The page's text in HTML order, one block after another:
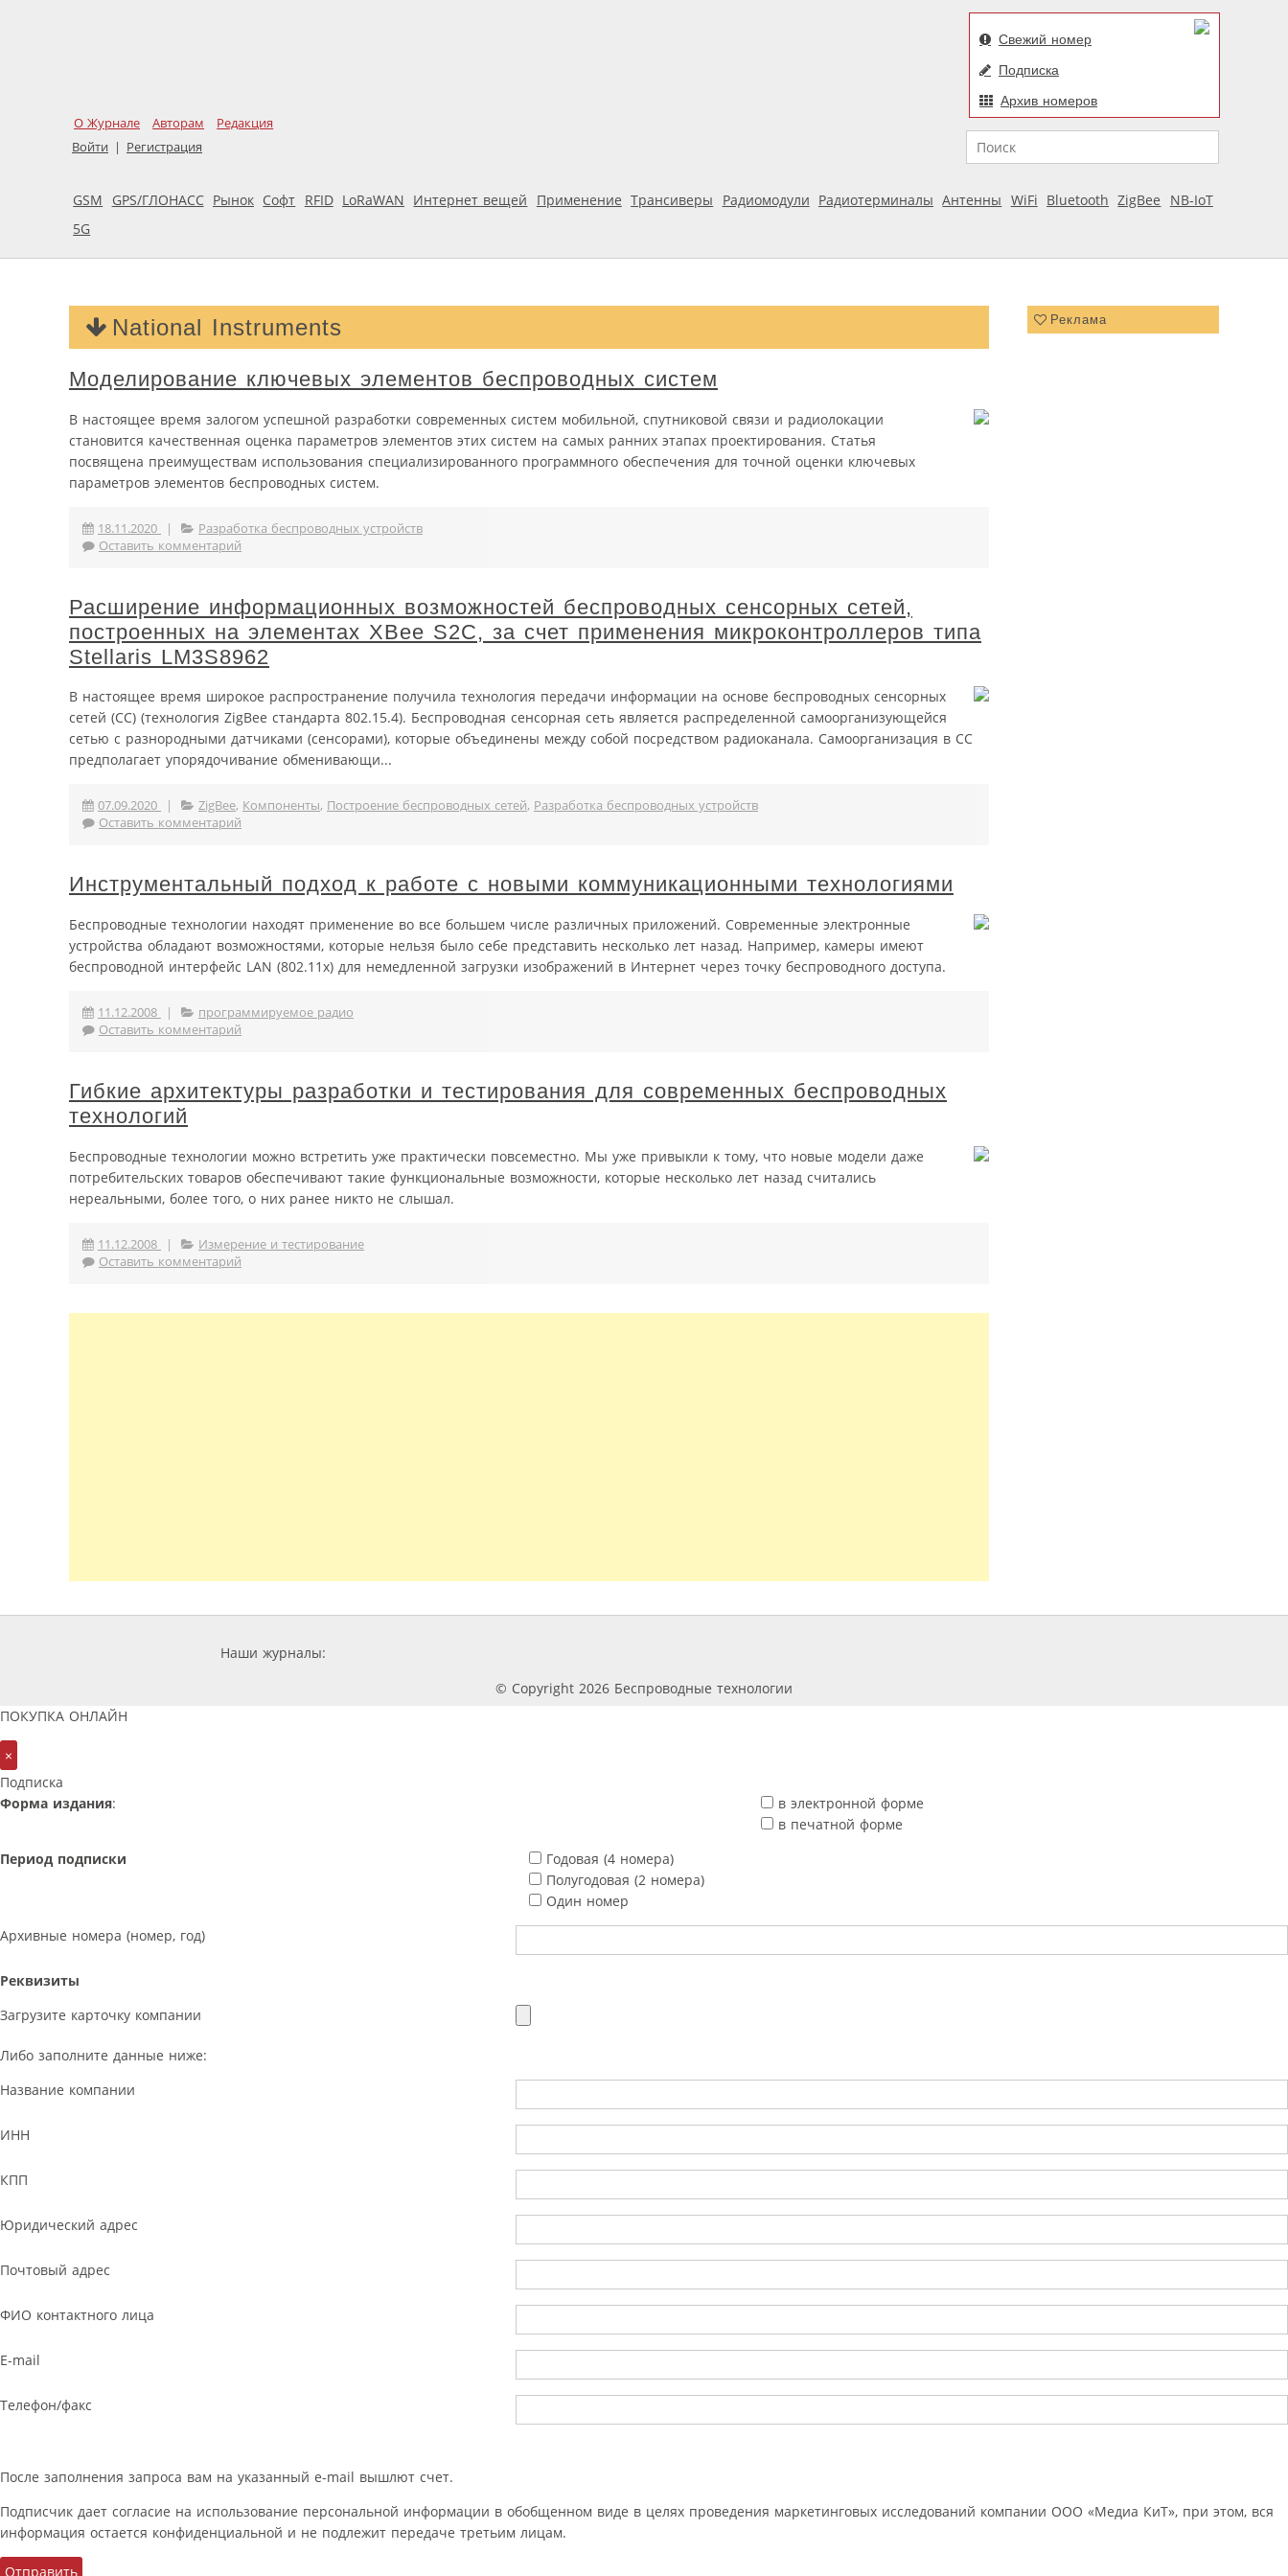
О Журнале Авторам
Редакция
Войти | Регистрация
Свежий номер
Подписка
Архив номеров
Поиск
GSM GPS/ГЛОНАСС Рынок Софт RFID LoRaWAN Интернет вещей Применение Трансиверы Радиомодули Радиотерминалы Антенны WiFi Bluetooth ZigBee
NB-IoT
5G
Реклама
National Instruments
Моделирование ключевых элементов беспроводных систем
В настоящее время залогом успешной разработки современных систем мобильной, спутниковой связи и радиолокации
становится качественная оценка параметров элементов этих систем на самых ранних этапах проектирования. Статья
посвящена преимуществам использования специализированного программного обеспечения для точной оценки ключевых
параметров элементов беспроводных систем.
18.11.2020 |
Разработка беспроводных устройств
Оставить комментарий
Расширение информационных возможностей беспроводных сенсорных сетей,
построенных на элементах XBee S2C, за счет применения микроконтроллеров типа
Stellaris LM3S8962
В настоящее время широкое распространение получила технология передачи информации на основе беспроводных сенсорных
сетей (СС) (технология ZigBee стандарта 802.15.4). Беспроводная сенсорная сеть является распределенной самоорганизующейся
сетью с разнородными датчиками (сенсорами), которые объединены между собой посредством радиоканала. Самоорганизация в СС
предполагает упорядочивание обменивающи...
07.09.2020 ZigBee, Компоненты, Построение беспроводных сетей, Разработка беспроводных устройств
Оставить комментарий
Инструментальный подход к работе с новыми коммуникационными технологиями
Беспроводные технологии находят применение во все большем числе различных приложений. Современные электронные
устройства обладают возможностями, которые нельзя было себе представить несколько лет назад. Например, камеры имеют
беспроводной интерфейс LAN (802.11x) для немедленной загрузки изображений в Интернет через точку беспроводного доступа.
11.12.2008 |
программируемое радио
Оставить комментарий
Гибкие архитектуры разработки и тестирования для современных беспроводных
технологий
Беспроводные технологии можно встретить уже практически повсеместно. Мы уже привыкли к тому, что новые модели даже
потребительских товаров обеспечивают такие функциональные возможности, которые несколько лет назад считались
нереальными, более того, о них ранее никто не слышал.
11.12.2008 |
Измерение и тестирование
Оставить комментарий
Наши журналы:
© Copyright 2026 Беспроводные технологии
ПОКУПКА ОНЛАЙН
×
Подписка
Форма издания:
в электронной форме
в печатной форме
Период подписки
Годовая (4 номера)
Полугодовая (2 номера)
Один номер
Архивные номера (номер, год)
Реквизиты
Загрузите карточку компании
Либо заполните данные ниже:
Название компании
ИНН
КПП
Юридический адрес
Почтовый адрес
ФИО контактного лица
E-mail
Телефон/факс
После заполнения запроса вам на указанный e-mail вышлют счет.
Подписчик дает согласие на использование персональной информации в обобщенном виде в целях проведения маркетинговых исследований компании ООО «Медиа КиТ», при этом, вся
информация остается конфиденциальной и не подлежит передаче третьим лицам.